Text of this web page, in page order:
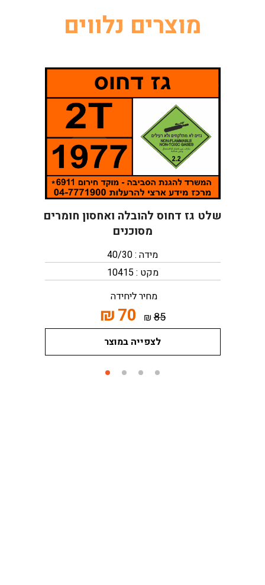
מוצרים נלווים
שלט גז דחוס להובלה ואחסון חומרים
מסוכנים
מידה : 40/30
מקט : 10415
מחיר ליחידה
85
₪
70
₪
לצפייה במוצר